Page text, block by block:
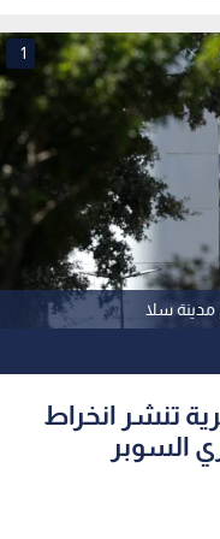
مدينة سلا
1
تنشر انخراط
السوبر